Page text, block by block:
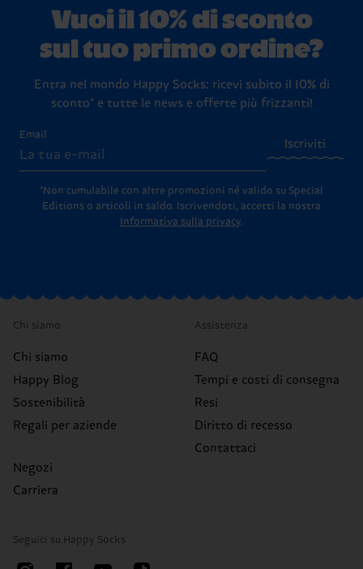
Vuoi il 10% di sconto
sul tuo primo ordine?
Entra nel mondo Happy Socks: ricevi subito il 10% di
sconto* e tutte le news e offerte più frizzanti!
Email
Iscriviti
*Non cumulabile con altre promozioni né valido su Special
Editions o articoli in saldo.
Iscrivendoti, accetti la nostra
Informativa sulla privacy.
Chi siamo
Chi siamo
Happy Blog
Sostenibilità
Regali per aziende
Negozi
Carriera
Assistenza
FAQ
Tempi e costi di consegna
Resi
Diritto di recesso
Contattaci
Seguici su Happy Socks